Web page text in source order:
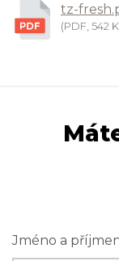
tz-
(PDF, 542
Jméno a